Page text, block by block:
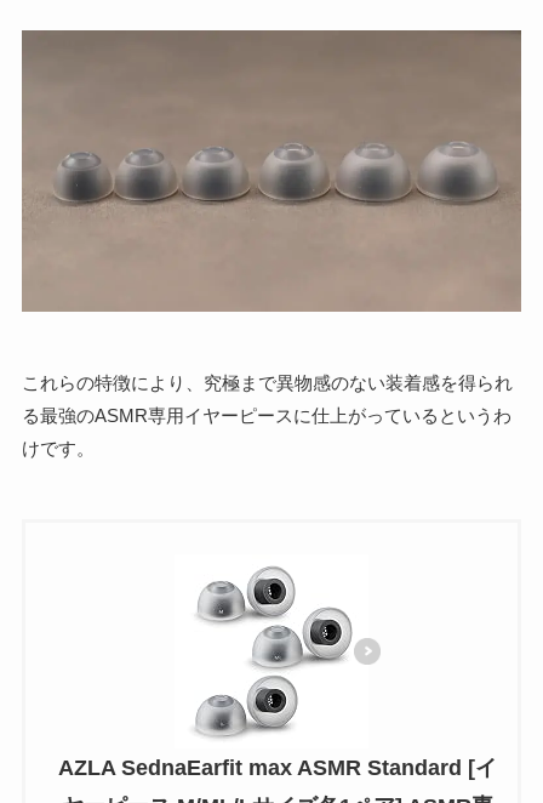
これらの特徴により、究極まで異物感のない装着感を得られ
る最強のASMR専用イヤーピースに仕上がっているというわ
けです。
AZLA SednaEarfit max ASMR Standard [イ